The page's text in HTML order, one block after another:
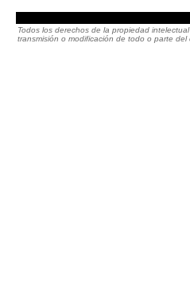
Todos los derechos de la propiedad
transmisión o modificación de todo o parte